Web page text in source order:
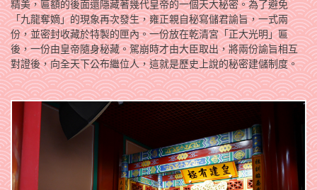
精美，匾額的後面還隱藏著幾代皇帝的一個天大秘密。為了避免
「九龍奪嫡」的現象再次發生，雍正親自秘寫儲君諭旨，一式兩
份，並密封收藏於特製的匣內。一份放在乾清宮「正大光明」匾
後，一份由皇帝隨身秘藏。駕崩時才由大臣取出，將兩份諭旨相互
對證後，向全天下公布繼位人，這就是歷史上說的秘密建儲制度。